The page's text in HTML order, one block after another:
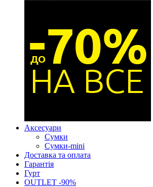
Аксесуари
Сумки
Сумки-mini
Доставка та оплата
Гарантія
Гурт
OUTLET -90%